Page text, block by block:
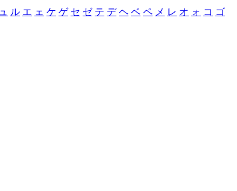
ュ ル エ ェ ケ ゲ セ ゼ テ デ ヘ ベ ペ メ レ オ ォ コ ゴ